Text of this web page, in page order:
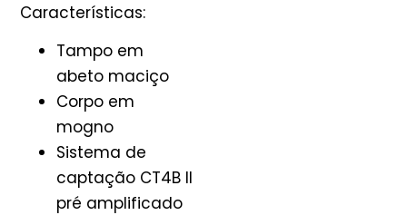
Características:
Tampo em
abeto maciço
Corpo em
mogno
Sistema de
captação CT4B II
pré amplificado